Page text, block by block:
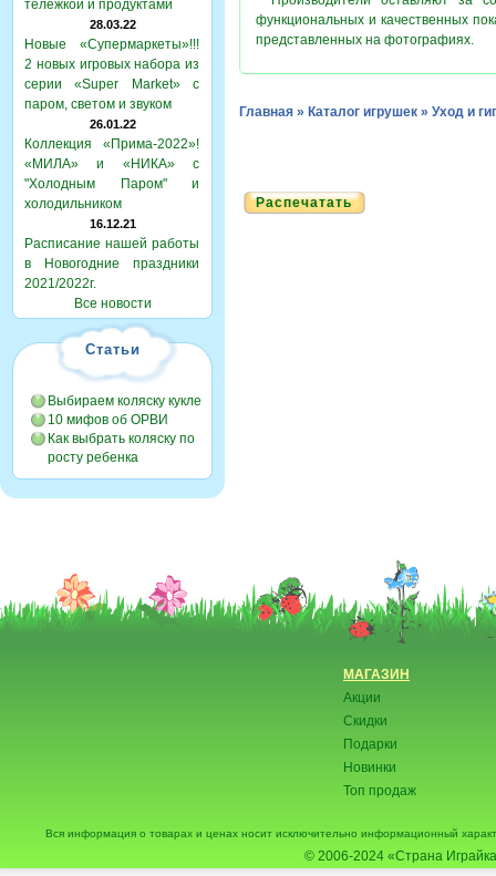
тележкой и продуктами
28.03.22
Новые «Супермаркеты»!!!
2 новых игровых набора из
серии «Super Market» с
паром, светом и звуком
26.01.22
Коллекция «Прима-2022»!
«МИЛА» и «НИКА» с
"Холодным Паром" и
холодильником
16.12.21
Расписание нашей работы
в Новогодние праздники
2021/2022г.
Все новости
Статьи
Выбираем коляску кукле
10 мифов об ОРВИ
Как выбрать коляску по
росту ребенка
функциональных и качественных
представленных на фотографиях.
Главная » Каталог игрушек » Уход и
Распечатать
МАГАЗИН
Акции
Скидки
Подарки
Новинки
Топ продаж
Вся информация о товарах и ценах носит исключительно информационный
© 2006-2024 «Страна